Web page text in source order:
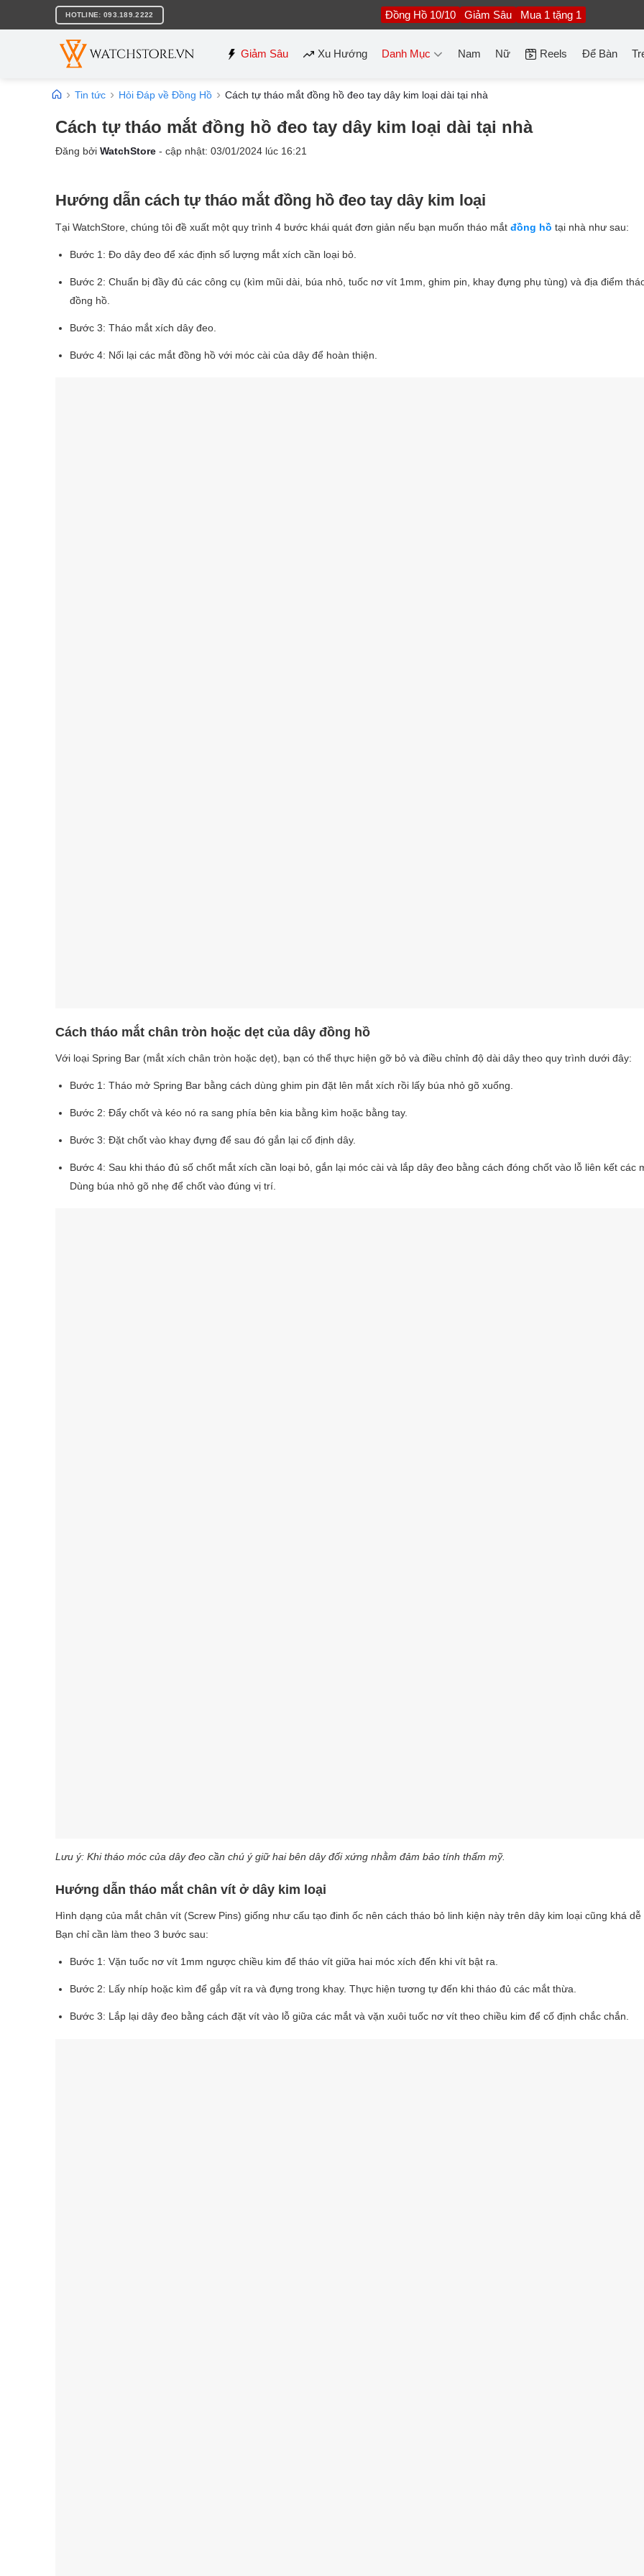
nội
HOTLINE: 093.189.2222 Đồng Hồ 10/10 Giảm Sâu Mua 1 tặng 1
Giảm Sâu Xu Hướng Danh Mục Nam Nữ Reels Để Bàn
Tin tức Hỏi Đáp về Đồng Hồ Cách tự tháo mắt đồng hồ đeo tay dây kim loại dài tại nhà
Cách tự tháo mắt đồng hồ đeo tay dây kim loại dài tại nhà
Đăng bởi WatchStore - cập nhật: 03/01/2024 lúc 16:21
Hướng dẫn cách tự tháo mắt đồng hồ đeo tay dây kim loại
Tại WatchStore, chúng tôi đề xuất một quy trình 4 bước khái quát đơn giản nếu bạn muốn tháo mắt đồng hồ tại nhà như sau:
Bước 1: Đo dây đeo để xác định số lượng mắt xích cần loại bỏ.
Bước 2: Chuẩn bị đầy đủ các công cụ (kìm mũi dài, búa nhỏ, tuốc nơ vít 1mm, ghim pin, khay đựng phụ tùng) và địa điểm
đồng hồ.
Bước 3: Tháo mắt xích dây đeo.
Bước 4: Nối lại các mắt đồng hồ với móc cài của dây để hoàn thiện.
Cách tháo mắt chân tròn hoặc dẹt của dây đồng hồ
Với loại Spring Bar (mắt xích chân tròn hoặc dẹt), bạn có thể thực hiện gỡ bỏ và điều chỉnh độ dài dây theo quy trình dưới đây:
Bước 1: Tháo mở Spring Bar bằng cách dùng ghim pin đặt lên mắt xích rồi lấy búa nhỏ gõ xuống.
Bước 2: Đẩy chốt và kéo nó ra sang phía bên kia bằng kìm hoặc bằng tay.
Bước 3: Đặt chốt vào khay đựng để sau đó gắn lại cố định dây.
Bước 4: Sau khi tháo đủ số chốt mắt xích cần loại bỏ, gắn lại móc cài và lắp dây đeo bằng cách đóng chốt vào lỗ liên kết các
Dùng búa nhỏ gõ nhẹ để chốt vào đúng vị trí.
Lưu ý: Khi tháo móc của dây đeo cần chú ý giữ hai bên dây đối xứng nhằm đảm bảo tính thẩm mỹ.
Hướng dẫn tháo mắt chân vít ở dây kim loại
Hình dạng của mắt chân vít (Screw Pins) giống như cấu tạo đinh ốc nên cách tháo bỏ linh kiện này trên dây kim loại cũng khá dễ
Bạn chỉ cần làm theo 3 bước sau:
Bước 1: Vặn tuốc nơ vít 1mm ngược chiều kim để tháo vít giữa hai móc xích đến khi vít bật ra.
Bước 2: Lấy nhíp hoặc kìm để gắp vít ra và đựng trong khay. Thực hiện tương tự đến khi tháo đủ các mắt thừa.
Bước 3: Lắp lại dây đeo bằng cách đặt vít vào lỗ giữa các mắt và vặn xuôi tuốc nơ vít theo chiều kim để cố định chắc chắn.